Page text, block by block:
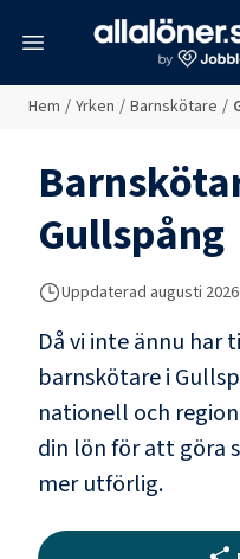
Hem / Yrken / Barnskötare /
Gullspång
Uppdaterad augusti 2026
Då vi inte ännu
barnskötarei
nationell och
din lön för att göra
mer utförlig.